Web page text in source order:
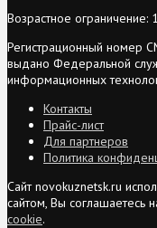
Возрастное ограничение:
Регистрационный номер
выдано Федеральной
информационных
Контакты
Прайс-лист
Для партнеров
Политика
Сайт novokuznetsk.ru
сайтом, Вы соглашаетесь
cookie.